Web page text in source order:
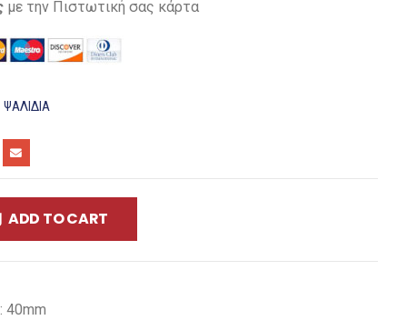
με την Πιστωτική σας κάρτα
ΨΑΛΙΔΙΑ
ADD TO CART
40mm